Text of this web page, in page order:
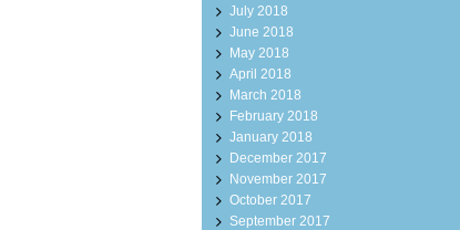
July 2018
June 2018
May 2018
April 2018
March 2018
February 2018
January 2018
December 2017
November 2017
October 2017
September 2017